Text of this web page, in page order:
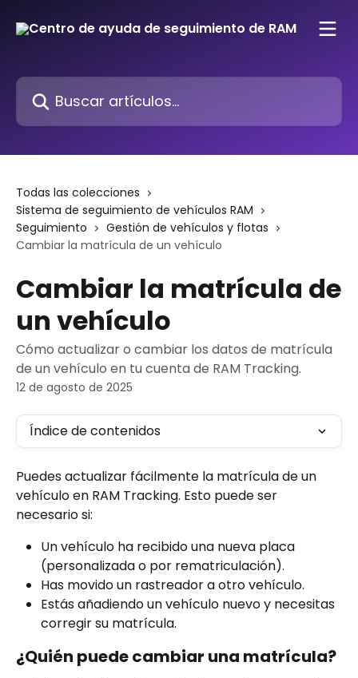
Buscar artículos...
Todas las colecciones
Sistema de seguimiento de vehículos RAM
Seguimiento
Gestión de vehículos y flotas
Cambiar la matrícula de un vehículo
Cambiar la matrícula de
un vehículo
Cómo actualizar o cambiar los datos de matrícula
de un vehículo en tu cuenta de RAM Tracking.
12 de agosto de 2025
Índice de contenidos
Puedes actualizar fácilmente la matrícula de un
vehículo en RAM Tracking. Esto puede ser
necesario si:
Un vehículo ha recibido una nueva placa
(personalizada o por rematriculación).
Has movido un rastreador a otro vehículo.
Estás añadiendo un vehículo nuevo y necesitas
corregir su matrícula.
¿Quién puede cambiar una matrícula?